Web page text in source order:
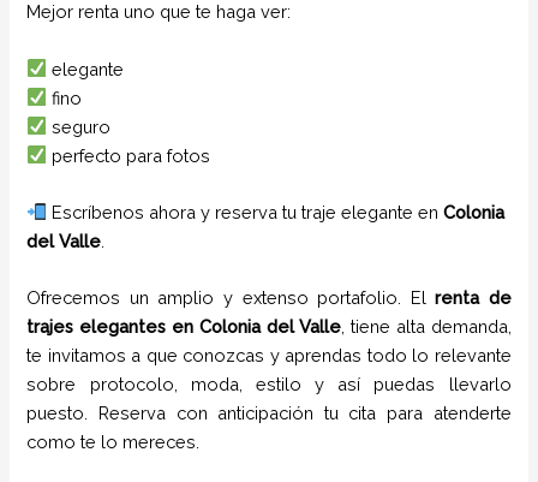
Mejor renta uno que te haga ver:
elegante
fino
seguro
perfecto para fotos
Escríbenos ahora y reserva tu traje elegante enColonia
del Valle
Ofrecemos un amplio y extenso portafolio. Elrenta de
trajes elegantes en Colonia del Valle , tiene alta demanda,
te invitamos a que conozcas y aprendas todo lo relevante
sobre protocolo, moda, estilo y así puedas llevarlo
puesto. Reserva con anticipación tu cita para atenderte
como te lo mereces.